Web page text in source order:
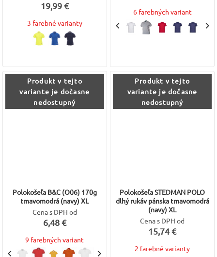
19,99 €
3 farebné varianty
6 farebných variant
Produkt v tejto
variante je dočasne
nedostupný
Polokošeľa B&C (O06) 170g
tmavomodrá (navy) XL
Cena s DPH od
6,48 €
9 farebných variant
Produkt v tejto
variante je dočasne
nedostupný
Polokošeľa STEDMAN POLO
dlhý rukáv pánska tmavomodrá
(navy) XL
Cena s DPH od
15,74 €
2 farebné varianty